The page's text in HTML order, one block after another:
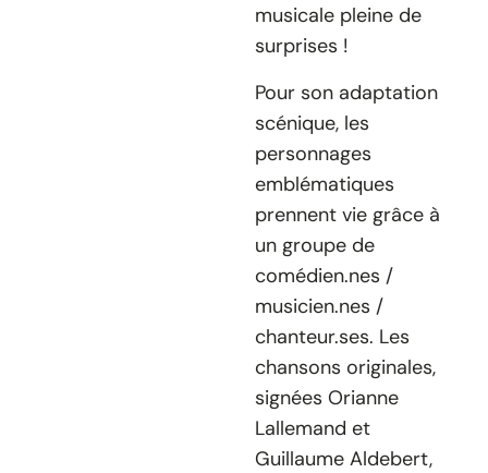
musicale pleine de
surprises !
Pour son adaptation
scénique, les
personnages
emblématiques
prennent vie grâce à
un groupe de
comédien.nes /
musicien.nes /
chanteur.ses. Les
chansons originales,
signées Orianne
Lallemand et
Guillaume Aldebert,